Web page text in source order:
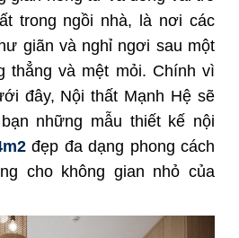
trong ngồi nhà, là nơi các
giãn và nghỉ ngơi sau một
thẳng và mệt mỏi. Chính vì
đây, Nội thất Mạnh Hệ sẽ
những mẫu thiết kế nội
đẹp đa dạng phong cách
cho không gian nhỏ của